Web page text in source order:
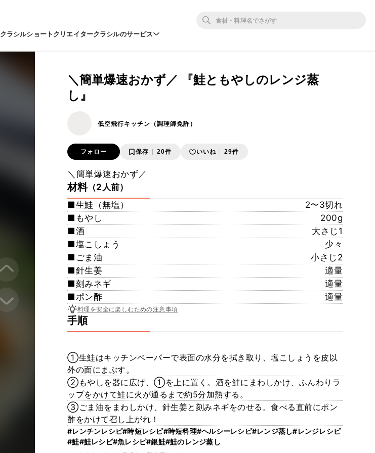
クラシルショートクリエイタークラシルのサービス
＼簡単爆速おかず／ 『鮭ともやしのレンジ蒸
し』
低空飛行キッチン（調理師免許）
フォロー 保存 20件 いいね 29件
＼簡単爆速おかず／
材料（2人前）
■生鮭（無塩）
2〜3切れ
■もやし
200g
■酒
大さじ1
■塩こしょう
少々
■ごま油
小さじ2
■針生姜
適量
■刻みネギ
適量
■ポン酢
適量
料理を安全に楽しむための注意事項
手順
①生鮭はキッチンペーパーで表面の水分を拭き取り、塩こしょうを皮以
外の面にまぶす。
②もやしを器に広げ、①を上に置く。酒を鮭にまわしかけ、ふんわりラ
ップをかけて鮭に火が通るまで約5分加熱する。
③ごま油をまわしかけ、針生姜と刻みネギをのせる。食べる直前にポン
酢をかけて召し上がれ！
#レンチンレシピ#時短レシピ#時短料理#ヘルシーレシピ#レンジ蒸し#レンジレシピ
#鮭#鮭レシピ#魚レシピ#銀鮭#鮭のレンジ蒸し